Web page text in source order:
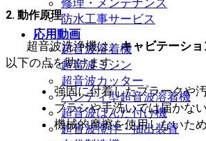
防水工事サービス
応用動画
超音波溶着機
超音波ミシン
超音波カッター
ハンディ型超音波溶着機
超音波はんだ付け機
超音波攪拌・抽出装置
2. 動作原理
超音波洗浄機は、キャビテーショ
以下の点を助けます：
強固に付着したプラークや汚
ブラシや手洗いでは届かな
機械的摩擦を使用しないた